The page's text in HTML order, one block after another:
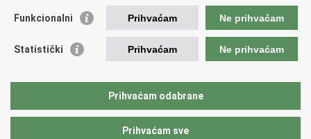
Institucije i javne ustanove u nadležnosti
Ministarstva
Agencija za ugljikovodike
Hrvatska agencija za malo gospodarstvo, inovacije i investicije
Državni zavod za mjeriteljstvo
Funkcionalni Prihvaćam Ne prihvaćam
Statistički Prihvaćam Ne prihvaćam
Prihvaćam odabrane
Prihvaćam sve